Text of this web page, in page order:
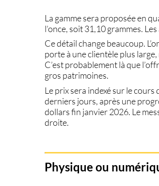
La gamme sera proposée en
l’once, soit 31,10 grammes.
Ce détail change beaucoup.
porte à une clientèle plus
C’est probablement là que
gros patrimoines.
Le prix sera indexé sur le cours
derniers jours, après une
dollars fin janvier 2026. Le
droite.
Physique ou